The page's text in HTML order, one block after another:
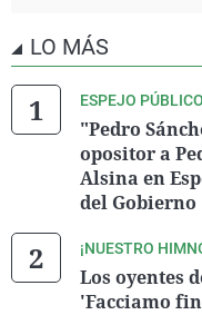
LO MÁS
ESPEJO PÚBLICO
"Pedro
opositor a
Alsina en
del Gobierno
¡NUESTRO
Los oyentes
'Facciamo